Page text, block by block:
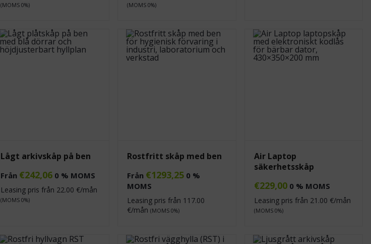
(MOMS 0%) (MOMS 0%)
Lågt arkivskåp på ben
Från €242,06 0 % MOMS
Leasing pris från 22.00 €/mån
(MOMS 0%)
Rostfritt skåp med ben
Från €1293,25 0 %
MOMS
Leasing pris från 117.00
€/mån(MOMS 0%)
Air Laptop
säkerhetsskåp
€229,00 0 % MOMS
Leasing pris från 21.00 €/mån
(MOMS 0%)